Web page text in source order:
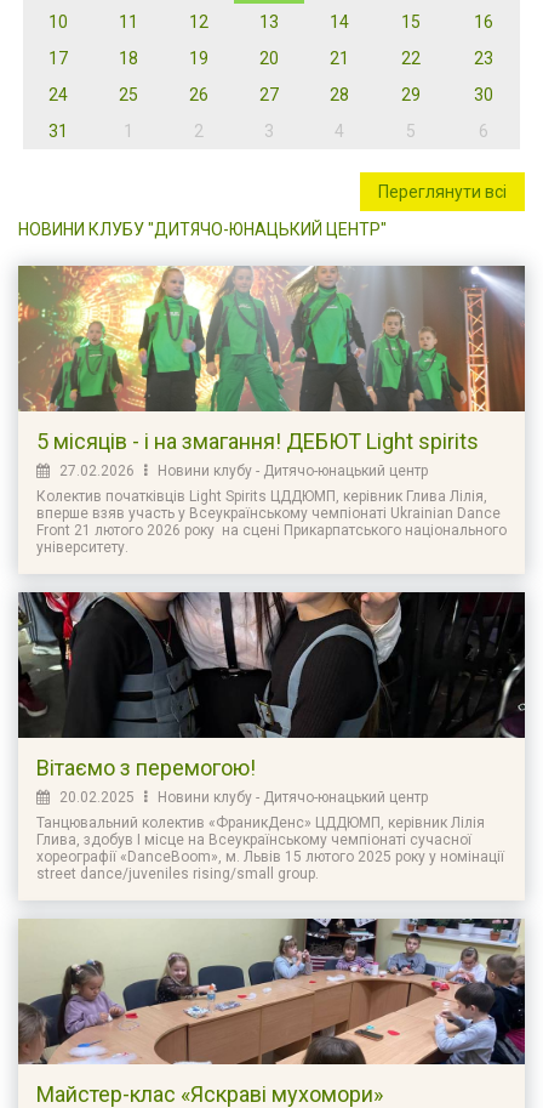
10
11 12 13 14 15
16
17
18 19 20 21 22
23
24
25 26 27 28 29
30
31
1 2 3 4 5 6
Переглянути всі
НОВИНИ КЛУБУ "ДИТЯЧО-ЮНАЦЬКИЙ ЦЕНТР"
5 місяців - і на змагання! ДЕБЮТ Light spirits
27.02.2026
Новини клубу - Дитячо-юнацький центр
Колектив початківців Light Spirits ЦДДЮМП, керівник Глива Лілія,
вперше взяв участь у Всеукраїнському чемпіонаті Ukrainian Dance
Front 21 лютого 2026 року на сцені Прикарпатського національного
університету.
Вітаємо з перемогою!
20.02.2025
Новини клубу - Дитячо-юнацький центр
Танцювальний колектив «ФраникДенс» ЦДДЮМП, керівник Лілія
Глива, здобув І місце на Всеукраїнському чемпіонаті сучасної
хореографії «DanceBoom», м. Львів 15 лютого 2025 року у номінації
street dance/juveniles rising/small group.
Майстер-клас «Яскраві мухомори»